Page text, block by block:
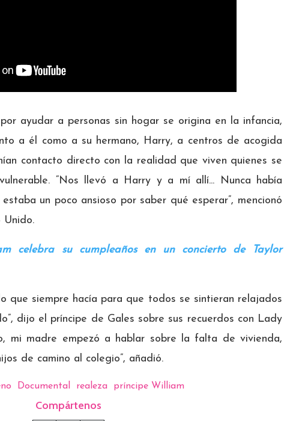
ayudar a personas sin hogar se origina en la infancia,
a él como a su hermano, Harry, a centros de acogida
contacto directo con la realidad que viven quienes se
“Nos llevó a Harry y a mí allí... Nunca había
un poco ansioso por saber qué esperar”, mencionó
Unido.
celebra su cumpleaños en un concierto de Taylor
que siempre hacía para que todos se sintieran relajados
dijo el príncipe de Gales sobre sus recuerdos con Lady
mi madre empezó a hablar sobre la falta de vivienda,
de camino al colegio”, añadió.
Documental realeza príncipe William
Compártenos